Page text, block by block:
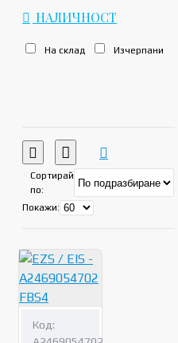
НАЛИЧНОСТ
На склад Изчерпани
Сортирай
по:
Покажи:
Код: